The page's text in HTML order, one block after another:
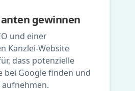
gewinnen
und einer
Kanzlei-Website
dass potenzielle
bei Google finden und